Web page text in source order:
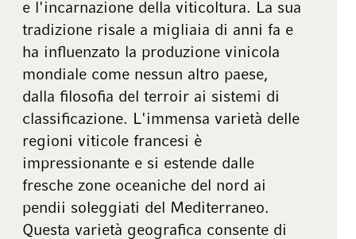
e l'incarnazione della viticoltura. La sua
tradizione risale a migliaia di anni fa e
ha influenzato la produzione vinicola
mondiale come nessun altro paese,
dalla filosofia del terroir ai sistemi di
classificazione. L'immensa varietà delle
regioni viticole francesi è
impressionante e si estende dalle
fresche zone oceaniche del nord ai
pendii soleggiati del Mediterraneo.
Questa varietà geografica consente di